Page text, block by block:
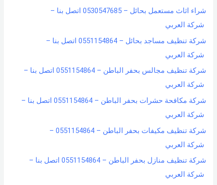
شراء اثاث مستعمل بحائل – 0530547685 اتصل بنا –
شركة العربي
شركة تنظيف مساجد بحائل – 0551154864 اتصل بنا –
شركة العربي
شركة تنظيف مجالس بحفر الباطن – 0551154864 اتصل بنا –
شركة العربي
شركة مكافحة حشرات بحفر الباطن – 0551154864 اتصل بنا –
شركة العربي
شركة تنظيف مكيفات بحفر الباطن – 0551154864 –
شركة العربي
شركة تنظيف منازل بحفر الباطن – 0551154864 اتصل بنا –
شركة العربي